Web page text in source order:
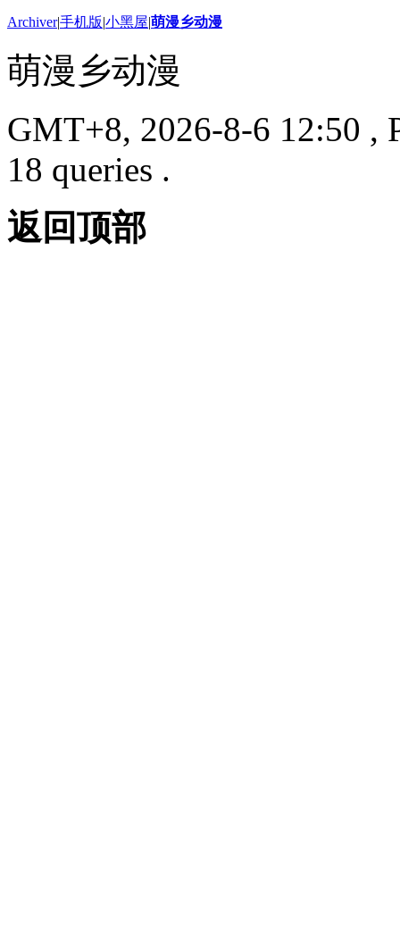
Archiver|手机版|小黑屋|萌漫乡动漫
萌漫乡动漫
GMT+8, 2026-8-6 12:50 ,
18 queries .
返回顶部